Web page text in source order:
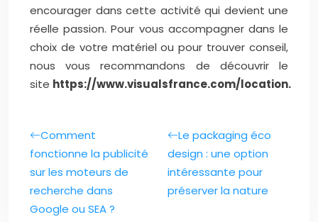
encourager dans cette activité qui devient une
réelle passion. Pour vous accompagner dans le
choix de votre matériel ou pour trouver conseil,
nous vous recommandons de découvrir le
site https://www.visualsfrance.com/location.
Comment
fonctionne la publicité
sur les moteurs de
recherche dans
Google ou SEA ?
Le packaging éco
design : une option
intéressante pour
préserver la nature